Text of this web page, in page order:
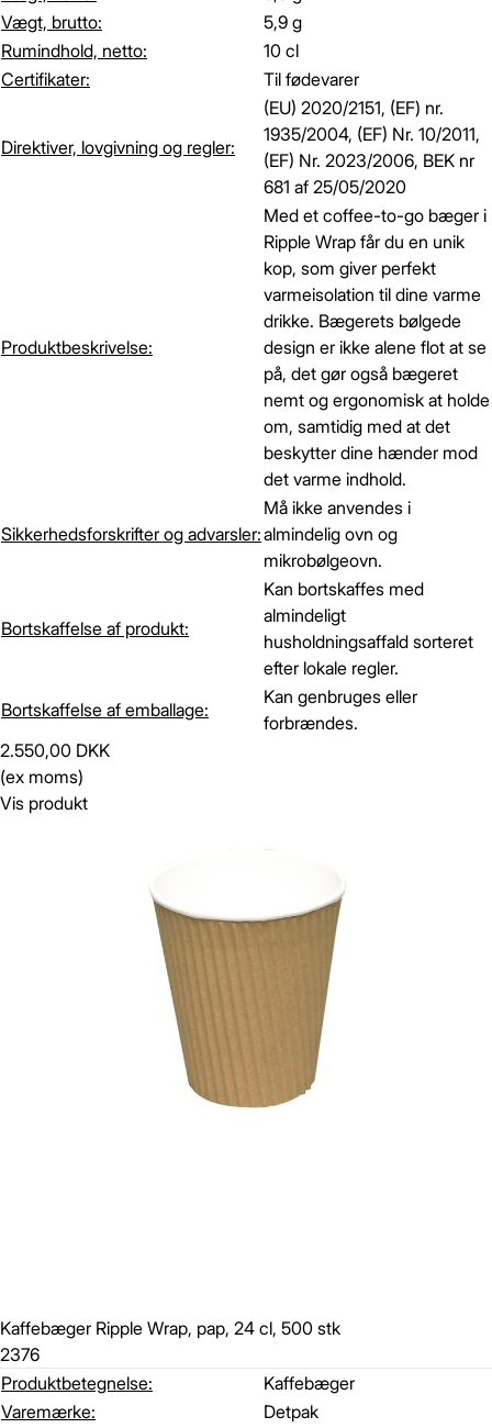
Vægt, brutto:
5,9 g
Rumindhold, netto:
10 cl
Certifikater:
Til fødevarer
Direktiver, lovgivning og regler:
(EU) 2020/2151, (EF) nr.
1935/2004, (EF) Nr. 10/2011,
(EF) Nr. 2023/2006, BEK nr
681 af 25/05/2020
Produktbeskrivelse:
Med et coffee-to-go bæger i
Ripple Wrap får du en unik
kop, som giver perfekt
varmeisolation til dine varme
drikke. Bægerets bølgede
design er ikke alene flot at se
på, det gør også bægeret
nemt og ergonomisk at holde
om, samtidig med at det
beskytter dine hænder mod
det varme indhold.
Sikkerhedsforskrifter og advarsler:
Må ikke anvendes i
almindelig ovn og
mikrobølgeovn.
Bortskaffelse af produkt:
Kan bortskaffes med
almindeligt
husholdningsaffald sorteret
efter lokale regler.
Bortskaffelse af emballage:
Kan genbruges eller
forbrændes.
2.550,00 DKK
(ex moms)
Vis produkt
Kaffebæger Ripple Wrap, pap, 24 cl, 500 stk
2376
Produktbetegnelse:
Kaffebæger
Varemærke:
Detpak